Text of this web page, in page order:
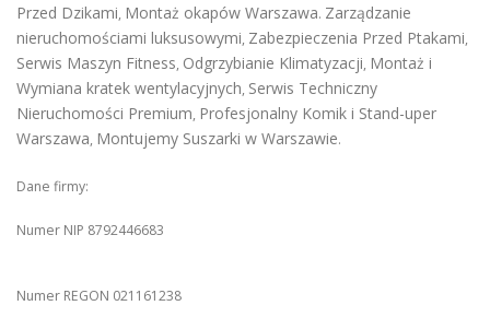
Przed Dzikami, Montaż okapów Warszawa. Zarządzanie
nieruchomościami luksusowymi, Zabezpieczenia Przed Ptakami,
Serwis Maszyn Fitness, Odgrzybianie Klimatyzacji, Montaż i
Wymiana kratek wentylacyjnych, Serwis Techniczny
Nieruchomości Premium, Profesjonalny Komik i Stand-uper
Warszawa, Montujemy Suszarki w Warszawie.
Dane firmy:
Numer NIP 8792446683
Numer REGON 021161238